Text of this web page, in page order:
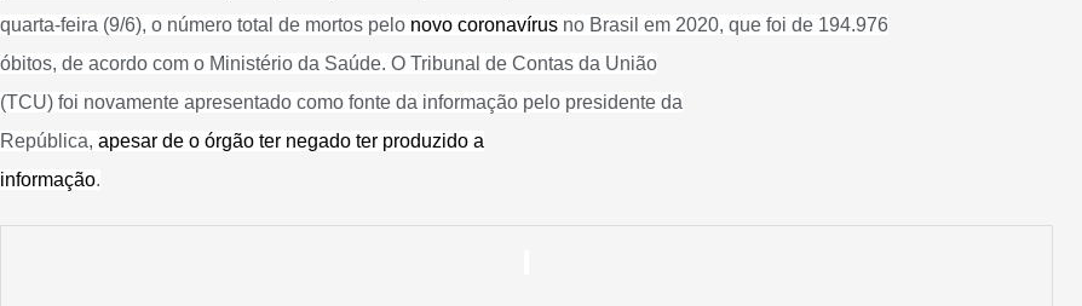
quarta-feira (9/6), o número total de mortos pelo novo coronavírus no Brasil em 2020, que foi de 194.976
óbitos, de acordo com o Ministério da Saúde. O Tribunal de Contas da União
(TCU) foi novamente apresentado como fonte da informação pelo presidente da
República, apesar de o órgão ter negado ter produzido a
informação.